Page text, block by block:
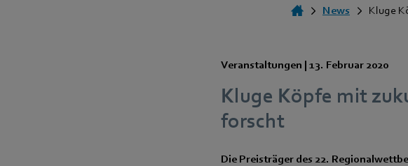
News Kluge
Veranstaltungen | 13. Februar 2020
Kluge Köpfe mit
forscht
Die Preisträger des 22.